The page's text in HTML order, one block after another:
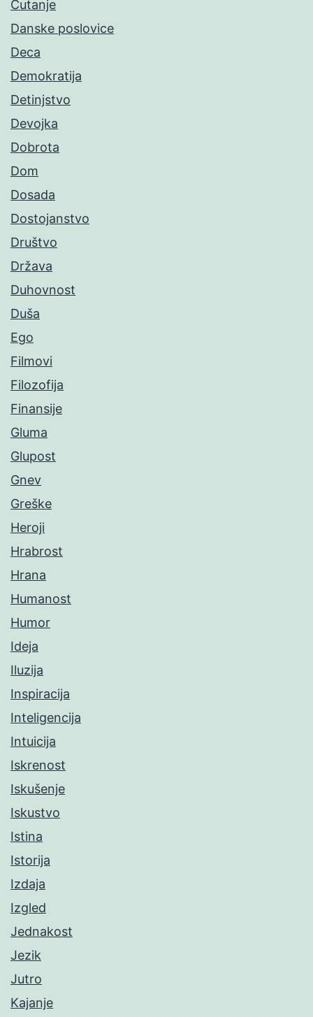
Ćutanje
Danske poslovice
Deca
Demokratija
Detinjstvo
Devojka
Dobrota
Dom
Dosada
Dostojanstvo
Društvo
Država
Duhovnost
Duša
Ego
Filmovi
Filozofija
Finansije
Gluma
Glupost
Gnev
Greške
Heroji
Hrabrost
Hrana
Humanost
Humor
Ideja
Iluzija
Inspiracija
Inteligencija
Intuicija
Iskrenost
Iskušenje
Iskustvo
Istina
Istorija
Izdaja
Izgled
Jednakost
Jezik
Jutro
Kajanje